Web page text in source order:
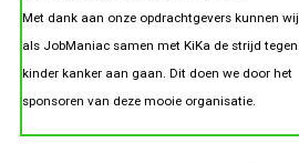
Met dank aan onze opdrachtgevers kunnen wij
als JobManiac samen met KiKa de strijd tegen
kinder kanker aan gaan. Dit doen we door het
sponsoren van deze mooie organisatie.